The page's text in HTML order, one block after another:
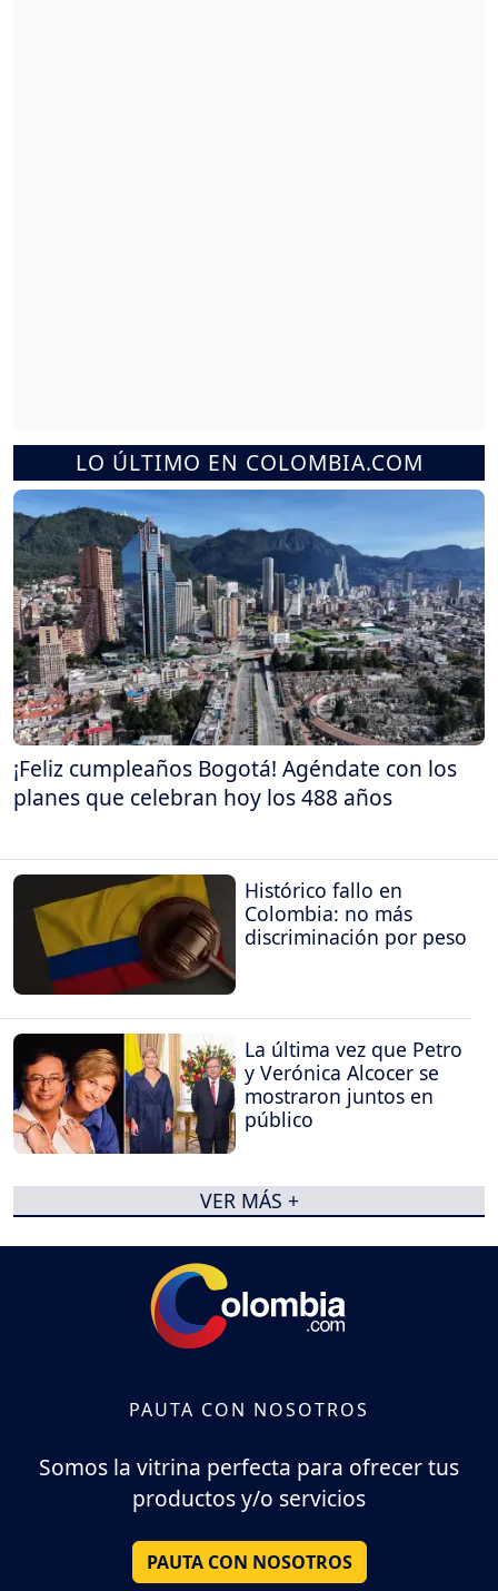
LO ÚLTIMO EN COLOMBIA.COM
¡Feliz cumpleaños Bogotá! Agéndate con los
planes que celebran hoy los 488 años
Histórico fallo en
Colombia: no más
discriminación por peso
La última vez que Petro
y Verónica Alcocer se
mostraron juntos en
público
VER MÁS +
PAUTA CON NOSOTROS
Somos la vitrina perfecta para ofrecer tus
productos y/o servicios
PAUTA CON NOSOTROS